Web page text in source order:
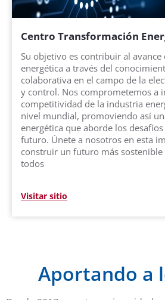
Centro Transformación
Su objetivo es contribuir al avance
energética a través del
colaborativa en el campo de la
y control. Nos comprometemos a
competitividad de la industria
nivel mundial, promoviendo así
energética que aborde los
futuro. Únete a nosotros en esta
construir un futuro más
todos
Visitar sitio
Aportando a